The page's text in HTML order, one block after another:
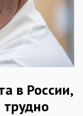
в России,